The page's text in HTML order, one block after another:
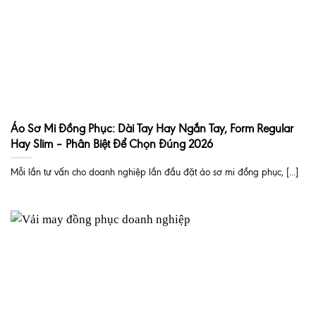
Áo Sơ Mi Đồng Phục: Dài Tay Hay Ngắn Tay, Form Regular
Hay Slim – Phân Biệt Để Chọn Đúng 2026
Mỗi lần tư vấn cho doanh nghiệp lần đầu đặt áo sơ mi đồng phục, [...]